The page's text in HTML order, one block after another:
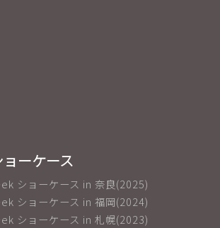
ーケース
ショーケース in 奈良(2025)
ショーケース in 福岡(2024)
ショーケース in 札幌(2023)